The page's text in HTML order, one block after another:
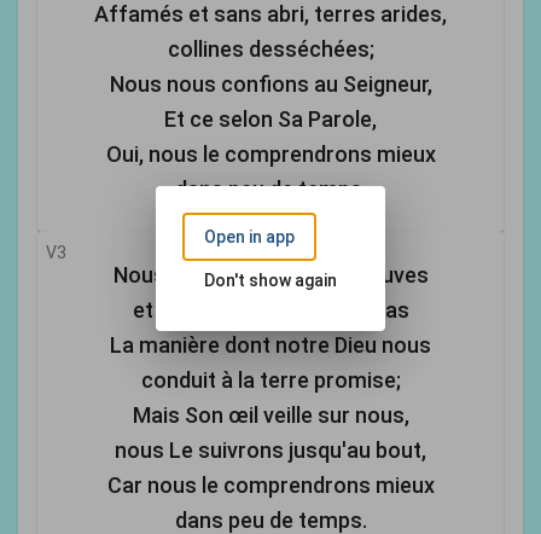
Affamés et sans abri, terres arides,
collines desséchées;
Nous nous confions au Seigneur,
Et ce selon Sa Parole,
Oui, nous le comprendrons mieux
dans peu de temps.
V3
Nous avons partout d' épreuves
et nous ne comprenons pas
La manière dont notre Dieu nous
conduit à la terre promise;
Mais Son œil veille sur nous,
nous Le suivrons jusqu'au bout,
Car nous le comprendrons mieux
dans peu de temps.
Open in app
Don't show again